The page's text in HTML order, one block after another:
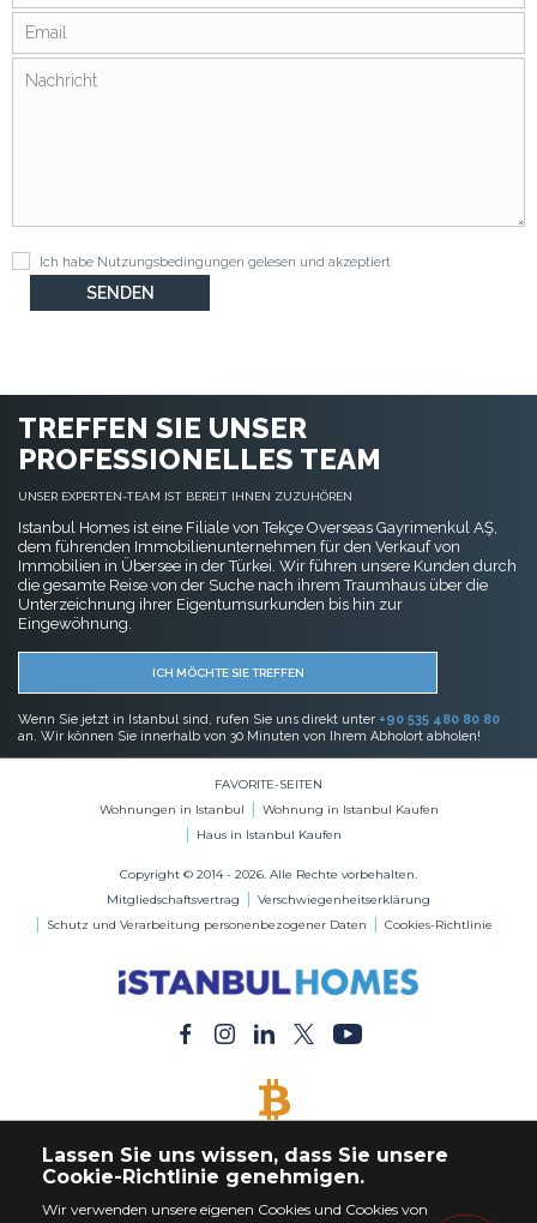
Ich habe Nutzungsbedingungen gelesen und akzeptiert
TREFFEN SIE UNSER
PROFESSIONELLES TEAM
UNSER EXPERTEN-TEAM IST BEREIT IHNEN ZUZUHÖREN
Istanbul Homes ist eine Filiale von Tekçe Overseas Gayrimenkul AŞ,
dem führenden Immobilienunternehmen für den Verkauf von
Immobilien in Übersee in der Türkei. Wir führen unsere Kunden durch
die gesamte Reise von der Suche nach ihrem Traumhaus über die
Unterzeichnung ihrer Eigentumsurkunden bis hin zur
Eingewöhnung.
ICH MÖCHTE SIE TREFFEN
Wenn Sie jetzt in Istanbul sind, rufen Sie uns direkt unter +90 535 480 80 80
an. Wir können Sie innerhalb von 30 Minuten von Ihrem Abholort abholen!
FAVORITE-SEITEN
Wohnungen in Istanbul
Wohnung in Istanbul Kaufen
Haus in Istanbul Kaufen
Copyright © 2014 - 2026. Alle Rechte vorbehalten.
Mitgliedschaftsvertrag
Verschwiegenheitserklärung
Schutz und Verarbeitung personenbezogener Daten
Cookies-Richtlinie
Kaufen Sie jede Immobilie mit Bitcoin-Zahlung
Lassen Sie uns wissen, dass Sie unsere
Cookie-Richtlinie genehmigen.
Wir verwenden unsere eigenen Cookies und Cookies von